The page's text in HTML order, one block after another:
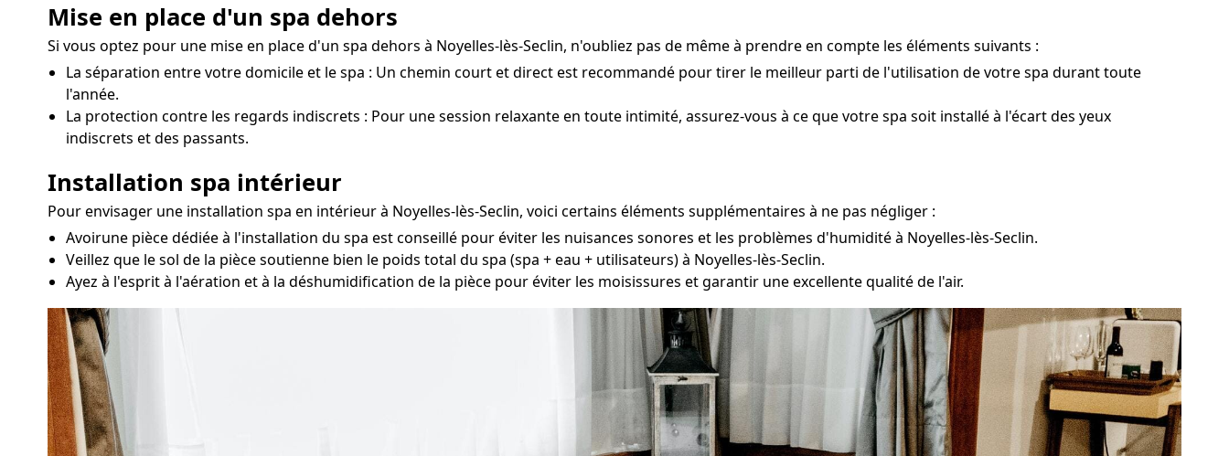
Mise en place d'un spa dehors
Si vous optez pour une mise en place d'un spa dehors à Noyelles-lès-Seclin, n'oubliez pas de même à prendre en compte les éléments suivants :
La séparation entre votre domicile et le spa : Un chemin court et direct est recommandé pour tirer le meilleur parti de l'utilisation de votre spa durant toute
l'année.
La protection contre les regards indiscrets : Pour une session relaxante en toute intimité, assurez-vous à ce que votre spa soit installé à l'écart des yeux
indiscrets et des passants.
Installation spa intérieur
Pour envisager une installation spa en intérieur à Noyelles-lès-Seclin, voici certains éléments supplémentaires à ne pas négliger :
Avoirune pièce dédiée à l'installation du spa est conseillé pour éviter les nuisances sonores et les problèmes d'humidité à Noyelles-lès-Seclin.
Veillez que le sol de la pièce soutienne bien le poids total du spa (spa + eau + utilisateurs) à Noyelles-lès-Seclin.
Ayez à l'esprit à l'aération et à la déshumidification de la pièce pour éviter les moisissures et garantir une excellente qualité de l'air.